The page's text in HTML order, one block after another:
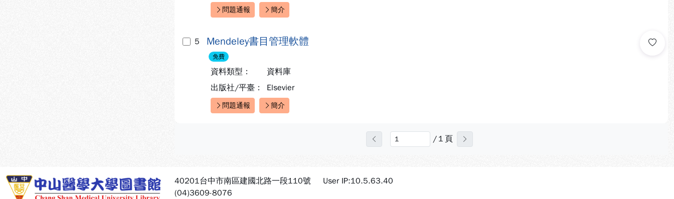
快速連結：
問題通報 簡介
5 Mendeley書目管理軟體
免費
資料類型：
資料庫
出版社/平臺：
Elsevier
快速連結：
問題通報 簡介
上一頁 / 1 頁
40201台中市南區建國北路一段110號
(04)3609-8076
User IP:10.5.63.40